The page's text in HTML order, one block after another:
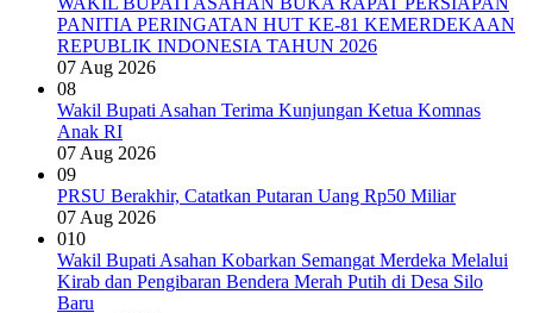
PANITIA PERINGATAN HUT KE-81 KEMERDEKAAN
REPUBLIK INDONESIA TAHUN 2026
07 Aug 2026
08
Wakil Bupati Asahan Terima Kunjungan Ketua Komnas
Anak RI
07 Aug 2026
09
PRSU Berakhir, Catatkan Putaran Uang Rp50 Miliar
07 Aug 2026
010
Wakil Bupati Asahan Kobarkan Semangat Merdeka Melalui
Kirab dan Pengibaran Bendera Merah Putih di Desa Silo
Baru